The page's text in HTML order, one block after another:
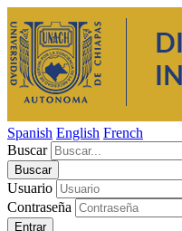
Spanish English French
Buscar
Usuario
Contraseña
Entrar